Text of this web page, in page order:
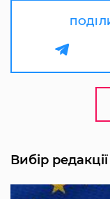
Вибір редакції